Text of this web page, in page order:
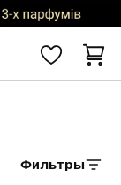
Фильтры